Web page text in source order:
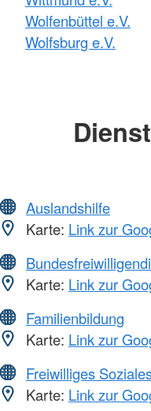
Wolfenbüttel e.V.
Wolfsburg e.V.
Auslandshilfe
Karte: Link zur
Karte: Link zur
Familienbildung
Karte: Link zur
Freiwilliges
Karte: Link zur